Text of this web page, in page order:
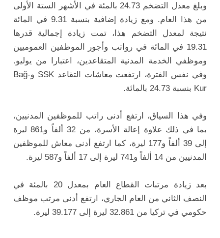
وبلغ معدل التضخم 24.73 بالمئة في الأشهر الستة الأولى
من هذا العام. ومع زيادة إضافية بنسبة 9.31 في المائة
نتيجة لمعدل التضخم هذا، تمت زيادة إجمالية قدرها
19.31 في المائة في رواتب وأجور الموظفين العموميين
وموظفي الخدمة المدنية المتقاعدين، اعتبارا من يوليو.
وفي نفس الفترة، ارتفعت معاشات التقاعد SSK وBağ-
Kur بنسبة 24.73 بالمائة.
وفي هذا السياق، ارتفع أدنى راتب للموظفين المدنيين،
بما في ذلك علاوة إعالة الأسرة، من 32 ألفاً و861 ليرة
إلى 39 ألفاً و177 ليرة، كما ارتفع أدنى معاش للموظفين
المدنيين من 14 ألفاً و741 ليرة إلى 17 ألفاً و587 ليرة.
بعد زيادة مرتبات القطاع العام بمعدل 20 بالمئة في
النصف الثاني من العام الجاري، ارتفع أدنى مرتب موظف
حكومي في تركيا من 32.861 ليرة إلى 39.177 ليرة.